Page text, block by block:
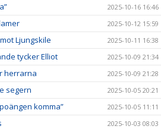
2025-10-16 16:46
2025-10-12 15:59
Ljungskile 2025-10-11 16:38
tycker Elliot 2025-10-09 21:34
herrarna 2025-10-09 21:28
segern 2025-10-05 20:21
komma” 2025-10-05 11:11
2025-10-03 08:03